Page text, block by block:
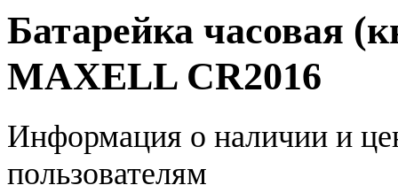
Батарейка часовая
MAXELL CR2016
Информация о наличии и
пользователям